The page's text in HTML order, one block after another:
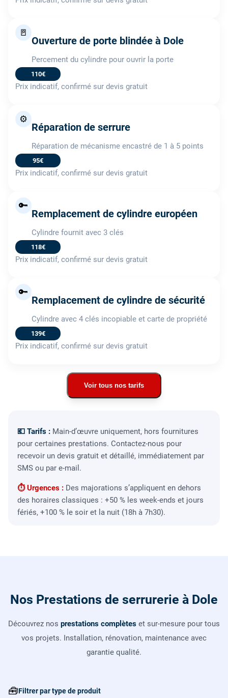
🚪
Ouverture de porte blindée à Dole
Percement du cylindre pour ouvrir la porte
110€
Prix indicatif, confirmé sur devis gratuit
⚙️
Réparation de serrure
Réparation de mécanisme encastré de 1 à 5 points
95€
Prix indicatif, confirmé sur devis gratuit
🔑
Remplacement de cylindre européen
Cylindre fournit avec 3 clés
118€
Prix indicatif, confirmé sur devis gratuit
🔑
Remplacement de cylindre de sécurité
Cylindre avec 4 clés incopiable et carte de propriété
139€
Prix indicatif, confirmé sur devis gratuit
Voir tous nos tarifs
💶 Tarifs : Main-d’œuvre uniquement, hors fournitures
pour certaines prestations. Contactez-nous pour
recevoir un devis gratuit et détaillé, immédiatement par
SMS ou par e-mail.
⏱ Urgences : Des majorations s’appliquent en dehors
des horaires classiques : +50 % les week-ends et jours
fériés, +100 % le soir et la nuit (18h à 7h30).
Nos Prestations de serrurerie à Dole
Découvrez nos prestations complètes et sur-mesure pour tous
vos projets. Installation, rénovation, maintenance avec
garantie qualité.
🧰Filtrer par type de produit